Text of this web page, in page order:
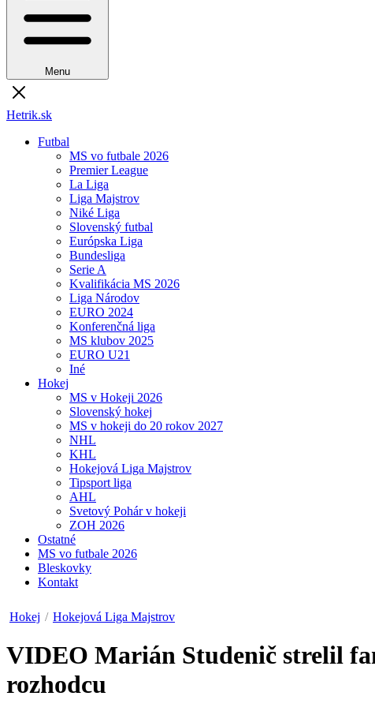
Menu
Hetrik.sk
Futbal
MS vo futbale 2026
Premier League
La Liga
Liga Majstrov
Niké Liga
Slovenský futbal
Európska Liga
Bundesliga
Serie A
Kvalifikácia MS 2026
Liga Národov
EURO 2024
Konferenčná liga
MS klubov 2025
EURO U21
Iné
Hokej
MS v Hokeji 2026
Slovenský hokej
MS v hokeji do 20 rokov 2027
NHL
KHL
Hokejová Liga Majstrov
Tipsport liga
AHL
Svetový Pohár v hokeji
ZOH 2026
Ostatné
MS vo futbale 2026
Bleskovky
Kontakt
Hokej / Hokejová Liga Majstrov
VIDEO Marián Studenič strelil
rozhodcu